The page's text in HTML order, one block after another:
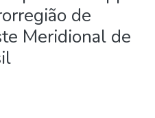
de
Meridional de